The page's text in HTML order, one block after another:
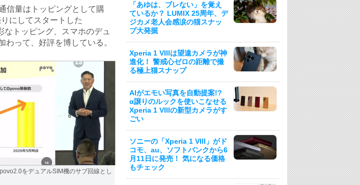
信量はトッピングとして購
にしてスタートした
トッピング、スマホのデュ
わって、好評を博している。
をデュアルSIM機のサブ回線とし
「あゆは、ブレない」を覚え
ているか？ LUMIX 25周年、デ
ジカメ老人会感涙の猫スナッ
プ大発掘
Xperia 1 VIIIは望遠カメラが神
進化！ 警戒心ゼロの距離で撮
る極上猫スナップ
AIがエモい写真を自動提案!?
α譲りのルックを使いこなせる
Xperia 1 VIIIの新型カメラがす
ごい
ソニーの「Xperia 1 VIII」がド
コモ、au、ソフトバンクから6
月11日に発売！ 気になる価格
もチェック